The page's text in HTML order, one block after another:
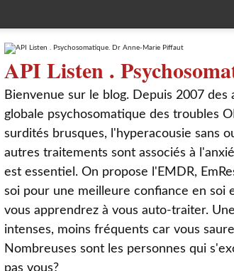
API Listen .
Bienvenue sur le blog. Depuis 2007
globale psychosomatique des troubles
surdités brusques, l'hyperacousie sans
autres traitements sont associés à
est essentiel. On propose l'EMDR,
soi pour une meilleure confiance en soi
vous apprendrez à vous auto-traiter.
intenses, moins fréquents car vous
Nombreuses sont les personnes qui
pas vous?